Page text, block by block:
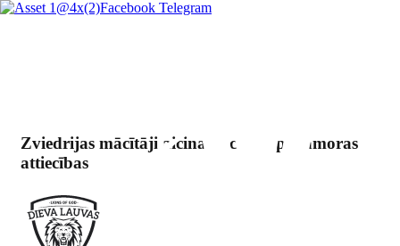
Facebook Telegram
Zviedrijas mācītāji aicina akceptēt poliamoras
attiecības